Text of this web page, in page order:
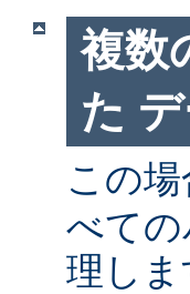
複数
た
この
べて
理し